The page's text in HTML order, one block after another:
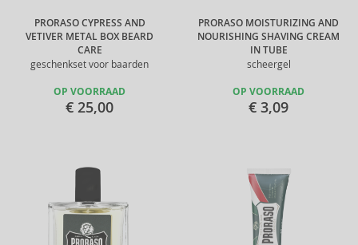
PRORASO CYPRESS AND
VETIVER METAL BOX BEARD
CARE
geschenkset voor baarden
OP VOORRAAD
€ 25,00
PRORASO MOISTURIZING AND
NOURISHING SHAVING CREAM
IN TUBE
scheergel
OP VOORRAAD
€ 3,09